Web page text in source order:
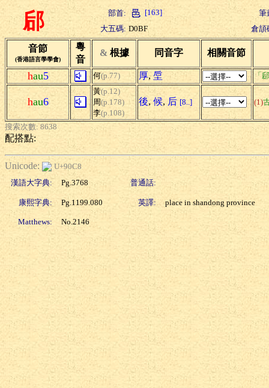
郈 部首: [163]
筆
大五碼: D0BF 倉頡
音節
(香港語言學學會)
粵
音
& 根據 同音字 相關音節
hau5 何(p.77) 厚, 垕 「
hau6
黃(p.12)
周(p.178)
李(p.108)
後, 候, 后 [8..] (1)
搜索次數: 8638
配搭點:
Unicode:
U+90C8
漢語大字典:
Pg.3768 普通話:
康熙字典: Pg.1199.080 英譯: place in shandong province
Matthews: No.2146